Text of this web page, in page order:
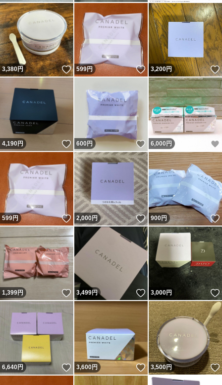
3,380円 いいね！
599円 いいね！
3,200円
4,190円 いいね！
600円 いいね！
6,000 円
599円 いいね！
2,000円 いいね！
900円
1,399円 いいね！
3,499円 いいね！
3,000円
6,640円 いいね！
3,600円 いいね！
3,500円